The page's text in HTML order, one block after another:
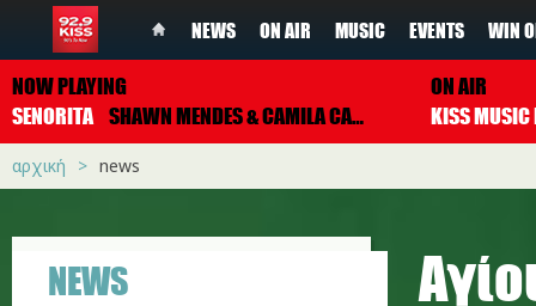
NEWS ON AIR MUSIC EVENTS WIN
NOW PLAYING
SENORITA SHAWN MENDES & CAMILA CABELLO
ON AIR
αρχική news
NEWS